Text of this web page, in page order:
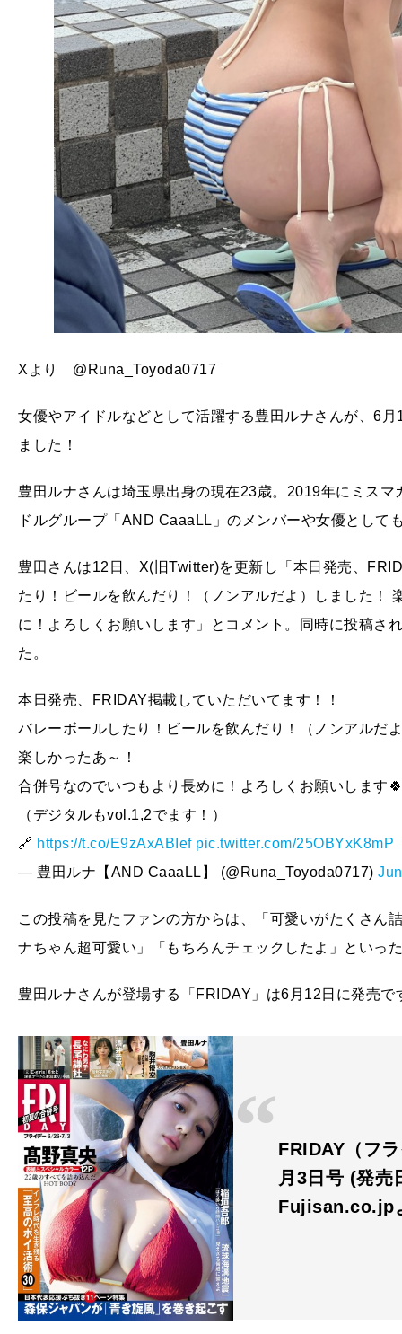
Xより @Runa_Toyoda0717
女優やアイドルなどとして活躍する豊田ルナさんが、6
ました！
豊田ルナさんは埼玉県出身の現在23歳。2019年にミス
ドルグループ「AND CaaaLL」のメンバーや女優として
豊田さんは12日、X(旧Twitter)を更新し「本日発売、
たり！ビールを飲んだり！（ノンアルだよ）しました！
に！よろしくお願いします」とコメント。同時に投稿さ
た。
本日発売、FRIDAY掲載していただいてます！！
バレーボールしたり！ビールを飲んだり！（ノンアルだ
楽しかったあ～！
合併号なのでいつもより長めに！よろしくお願いします🍀
（デジタルもvol.1,2でます！）
🔗 https://t.co/E9zAxABIef pic.twitter.com/25OBYxK8mP
— 豊田ルナ【AND CaaaLL】 (@Runa_Toyoda0717)
この投稿を見たファンの方からは、「可愛いがたくさん
ナちゃん超可愛い」「もちろんチェックしたよ」といっ
豊田ルナさんが登場する「FRIDAY」は6月12日に発売で
FRIDAY（フ
月3日号 (発売
Fujisan.co.jp